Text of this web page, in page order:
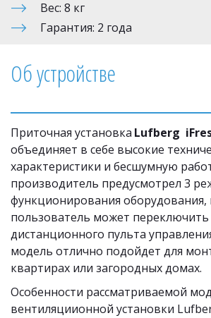
Вес: 8 кг
Гарантия: 2 года
Об устройстве
Приточная установка Lufberg
объединяет в себе высокие
характеристики и бесшумную
производитель предусмотрел 3
функционирования
пользователь может
дистанционного пульта
модель отлично подойдет для
квартирах или загородных домах.
Особенности рассматриваемой
вентиляциионной установки